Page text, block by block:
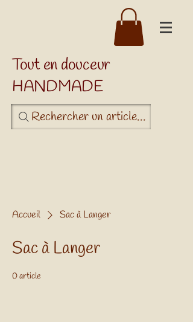
Tout en douceur
HANDMADE
Rechercher un article...
Accueil Sac à Langer
Sac à Langer
0 article